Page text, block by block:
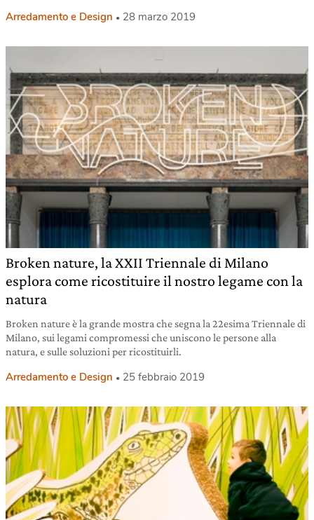
Arredamento e Design 28 marzo 2019
Broken nature, la XXII Triennale di Milano
esplora come ricostituire il nostro legame con la
natura
Broken nature è la grande mostra che segna la 22esima Triennale di
Milano, sui legami compromessi che uniscono le persone alla
natura, e sulle soluzioni per ricostituirli.
Arredamento e Design 25 febbraio 2019